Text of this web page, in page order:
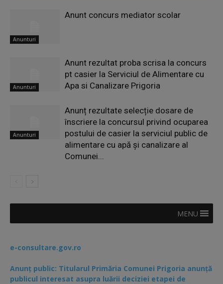
Anunturi
Anunt concurs mediator scolar
Anunturi
Anunt rezultat proba scrisa la concurs
pt casier la Serviciul de Alimentare cu
Apa si Canalizare Prigoria
Anunturi
Anunț rezultate selecție dosare de
înscriere la concursul privind ocuparea
postului de casier la serviciul public de
alimentare cu apă și canalizare al
Comunei...
MENU
e-consultare.gov.ro
Anunț public: Titularul Primăria Comunei Prigoria anunță
publicul interesat asupra luării deciziei etapei de